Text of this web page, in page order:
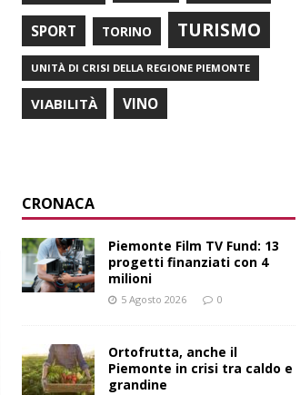
SPORT TORINO TURISMO
UNITÀ DI CRISI DELLA REGIONE PIEMONTE
VIABILITÀ VINO
CRONACA
Piemonte Film TV Fund: 13
progetti finanziati con 4
milioni
5 Agosto 2026 0
Ortofrutta, anche il
Piemonte in crisi tra caldo e
grandine